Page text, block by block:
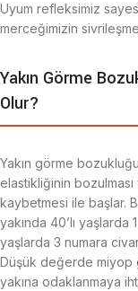
Uyum refleksimiz
merceğimizin
Yakın Görme
Olur?
Yakın görme
elastikliğinin
kaybetmesi ile başlar.
yakında 40’lı yaşlarda
yaşlarda 3 numara
Düşük değerde miyop
yakına odaklanmaya